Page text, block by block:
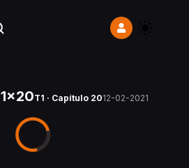
T1 · Capítulo 2012-02-2021